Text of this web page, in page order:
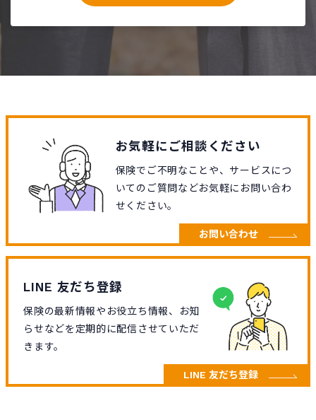
お気軽にご相談ください
保険でご不明なことや、サービスにつ
いてのご質問などお気軽にお問い合わ
せください。
お問い合わせ
LINE 友だち登録
保険の最新情報やお役立ち情報、お知
らせなどを定期的に配信させていただ
きます。
LINE 友だち登録